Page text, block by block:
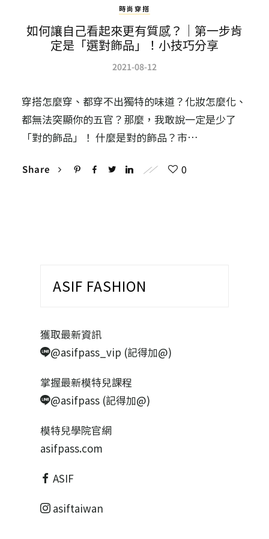
時尚穿搭
如何讓自己看起來更有質感？｜第一步肯
定是「選對飾品」！小技巧分享
2021-08-12
穿搭怎麼穿、都穿不出獨特的味道？化妝怎麼化、
都無法突顯你的五官？那麼，我敢說一定是少了
「對的飾品」！ 什麼是對的飾品？市…
Share 0
ASIF FASHION
獲取最新資訊
@asifpass_vip (記得加@)
掌握最新模特兒課程
@asifpass (記得加@)
模特兒學院官網
asifpass.com
ASIF
asiftaiwan